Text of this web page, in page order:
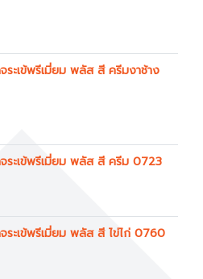
ระเข้พรีเมี่ยม พลัส สี ครีมงาช้าง
ระเข้พรีเมี่ยม พลัส สี ครีม 0723
ระเข้พรีเมี่ยม พลัส สี ไข่ไก่ 0760